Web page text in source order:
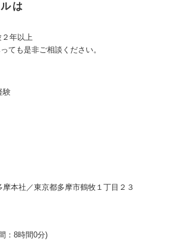
は
２年以上
ても是非ご相談ください。
験
本社／東京都多摩市鶴牧１丁目２３
：8時間0分)